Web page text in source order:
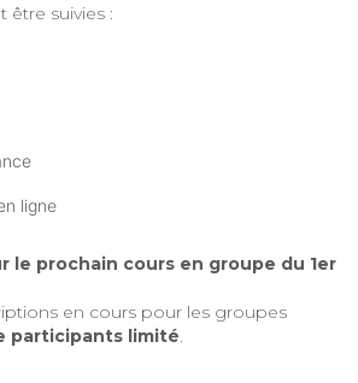
être suivies :
ligne
le prochain cours en groupe du 1er
en cours pour les groupes
participants limité.